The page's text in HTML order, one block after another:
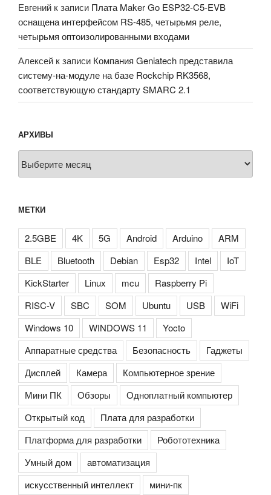
Евгений к записи Плата Maker Go ESP32-C5-EVB
оснащена интерфейсом RS-485, четырьмя реле,
четырьмя оптоизолированными входами
Алексей к записи Компания Geniatech представила
систему-на-модуле на базе Rockchip RK3568,
соответствующую стандарту SMARC 2.1
АРХИВЫ
МЕТКИ
2.5GBE 4K 5G Android Arduino
ARM
BLE
Bluetooth Debian Esp32 Intel
IoT
KickStarter
Linux mcu
Raspberry Pi
RISC-V
SBC SOM Ubuntu USB
WiFi
Windows 10
WINDOWS 11
Yocto
Аппаратные средства
Безопасность
Гаджеты
Дисплей
Камера
Компьютерное зрение
Мини ПК
Обзоры
Одноплатный компьютер
Открытый код
Плата для разработки
Платформа для разработки
Робототехника
Умный дом
автоматизация
искусственный интеллект
мини-пк